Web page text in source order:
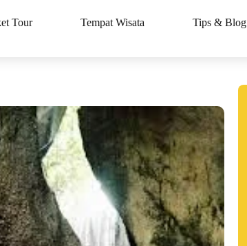
Tour Tempat Wisata Tips & Blog